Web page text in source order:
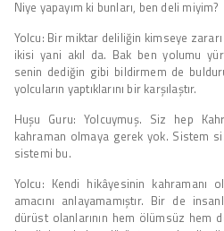
Niye yapayım ki bunları, ben deli miyim?
Yolcu: Bir miktar deliliğin kimseye
ikisi yani akıl da. Bak ben yolumu
senin dediğin gibi bildirmem de
yolcuların yaptıklarını bir karşılaştır.
Huşu Guru: Yolcuymuş. Siz hep
kahraman olmaya gerek yok. Sistem
sistemi bu.
Yolcu: Kendi hikâyesinin kahramanı
amacını anlayamamıştır. Bir de
dürüst olanlarının hem ölümsüz hem